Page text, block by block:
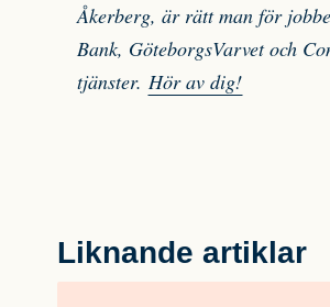
Åkerberg, är rätt man för
Bank, GöteborgsVarvet och
tjänster. Hör av dig!
Liknande artiklar